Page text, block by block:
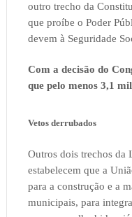
outro trecho da
que proíbe o Poder
devem à Seguridade
Com a decisão do
que pelo menos 3,1
Vetos derrubados
Outros dois trechos da
estabelecem que a
para a construção e a
municipais, para